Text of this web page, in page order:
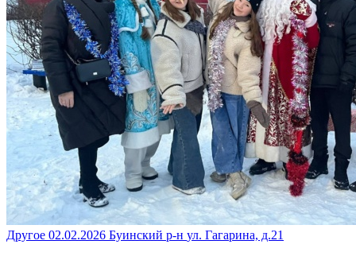
Другое 02.02.2026 Буинский р-н ул. Гагарина, д.21